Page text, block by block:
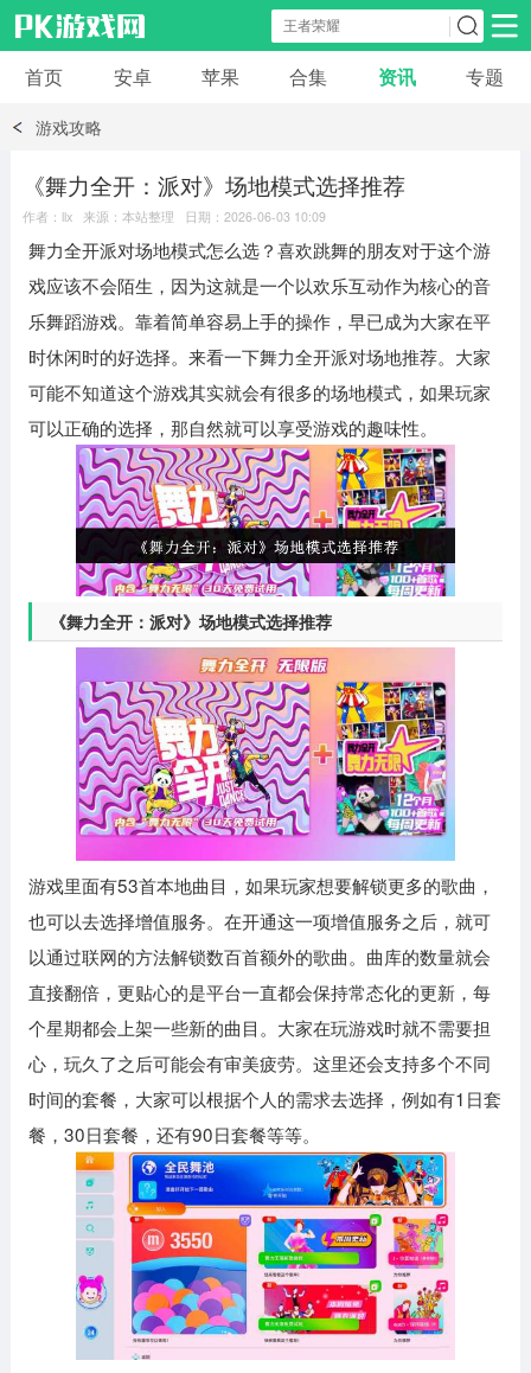
安卓应用 安卓游戏
模拟经营 角色扮演
冒险解谜 赛车游戏 破解游戏
动作射击
首页 安卓 苹果 合集 资讯 专题
游戏攻略
《舞力全开：派对》场地模式选择推荐
作者：llx 来源：本站整理 日期：2026-06-03 10:09
舞力全开派对场地模式怎么选？喜欢跳舞的朋友对于这个游
戏应该不会陌生，因为这就是一个以欢乐互动作为核心的音
乐舞蹈游戏。靠着简单容易上手的操作，早已成为大家在平
时休闲时的好选择。来看一下舞力全开派对场地推荐。大家
可能不知道这个游戏其实就会有很多的场地模式，如果玩家
可以正确的选择，那自然就可以享受游戏的趣味性。
《舞力全开：派对》场地模式选择推荐
游戏里面有53首本地曲目，如果玩家想要解锁更多的歌曲，
也可以去选择增值服务。在开通这一项增值服务之后，就可
以通过联网的方法解锁数百首额外的歌曲。曲库的数量就会
直接翻倍，更贴心的是平台一直都会保持常态化的更新，每
个星期都会上架一些新的曲目。大家在玩游戏时就不需要担
心，玩久了之后可能会有审美疲劳。这里还会支持多个不同
时间的套餐，大家可以根据个人的需求去选择，例如有1日套
餐，30日套餐，还有90日套餐等等。